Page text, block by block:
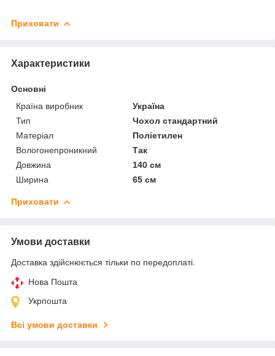
Приховати
Характеристики
Основні
Країна виробник
Україна
Тип
Чохол стандартний
Матеріал
Поліетилен
Вологонепроникний
Так
Довжина
140 см
Ширина
65 см
Приховати
Умови доставки
Доставка здійснюється тільки по передоплаті.
Нова Пошта
Укрпошта
Всі умови доставки